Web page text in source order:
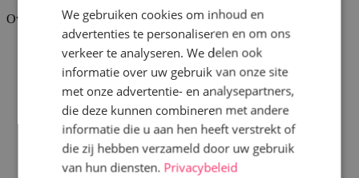
Over ons
Over Surprice
Missie en visie
Christof Thorrez
Vacatures
Inspiratie
Verdeelpunten
Word partner
We gebruiken cookies om inhoud en
advertenties te personaliseren en om ons
verkeer te analyseren. We delen ook
informatie over uw gebruik van onze site
met onze advertentie- en analysepartners,
die deze kunnen combineren met andere
informatie die u aan hen heeft verstrekt of
die zij hebben verzameld door uw gebruik
van hun diensten. Privacybeleid